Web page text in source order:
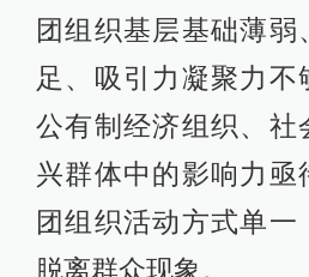
团组织基层基础薄弱
足、吸引力凝聚力不
公有制经济组织、社
兴群体中的影响力亟
团组织活动方式单一
脱离群众现象。